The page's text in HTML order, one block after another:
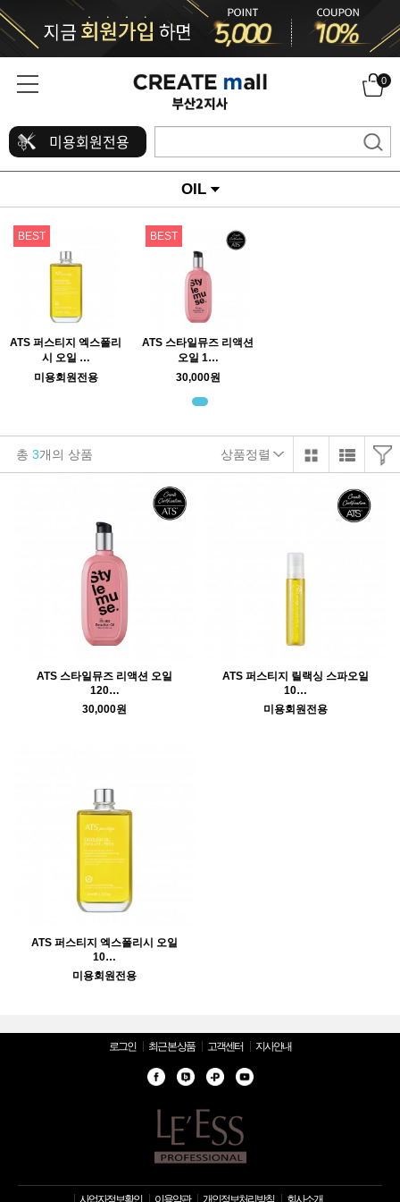
0
미용회원전용
OIL
BEST
ATS 퍼스티지 엑스폴리
시 오일 …
미용회원전용
BEST
ATS 스타일뮤즈 리액션
오일 1…
30,000원
총 3개의 상품 상품정렬
ATS 스타일뮤즈 리액션 오일
120…
30,000원
ATS 퍼스티지 릴랙싱 스파오일
10…
미용회원전용
ATS 퍼스티지 엑스폴리시 오일
10…
미용회원전용
로그인 최근 본 상품 고객센터 지사안내
사업자정보확인 이용약관 개인정보처리방침 회사소개